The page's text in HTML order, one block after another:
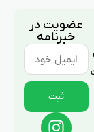
عضویت در
خبرنامه
ثبت